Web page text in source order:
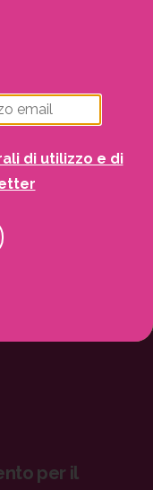
per il
di utilizzo e di